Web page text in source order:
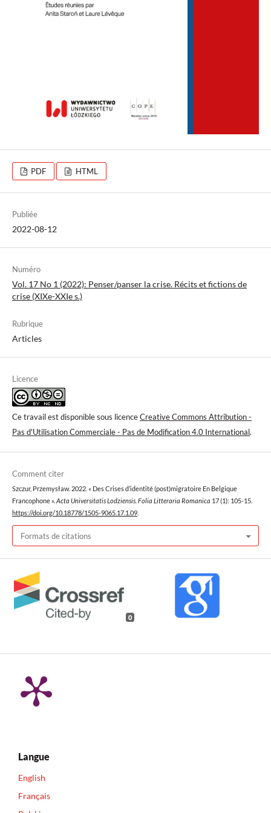
PDF HTML
Publiée
2022-08-12
Numéro
Vol. 17 No 1 (2022): Penser/panser la crise. Récits et fictions de
crise (XIXe-XXIe s.)
Rubrique
Articles
Licence
Ce travail est disponible sous licenceCreative Commons Attribution -
Pas d'Utilisation Commerciale - Pas de Modification 4.0 International.
Comment citer
Szczur, Przemysław. 2022. « Des Crises d’identité (post)migratoire En Belgique
Francophone ». Acta Universitatis Lodziensis. Folia Litteraria Romanica 17 (1): 105-15.
https://doi.org/10.18778/1505-9065.17.1.09
Formats de citations
0
Langue
English
Français